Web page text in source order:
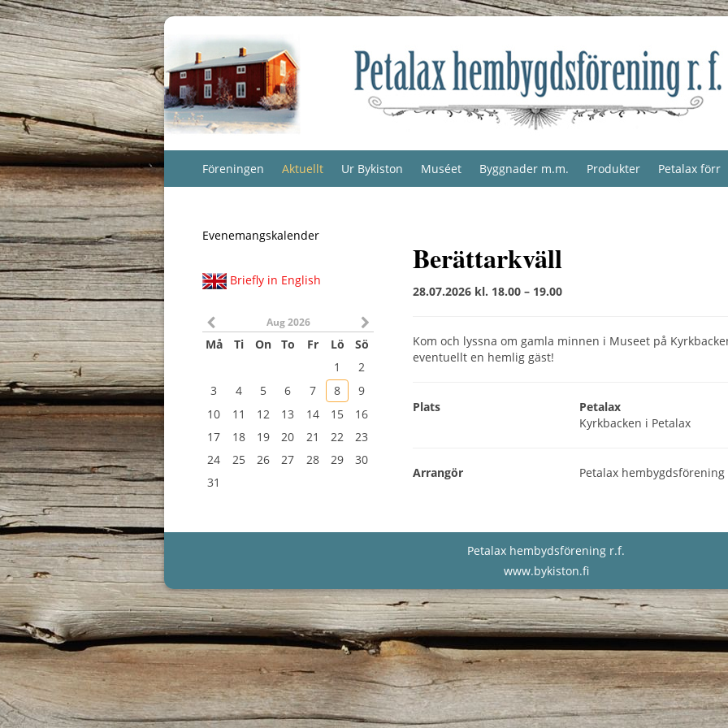
Föreningen Aktuellt Ur Bykiston Muséet Byggnader m.m. Produkter Petalax förr
Evenemangskalender
Briefly in English
Aug 2026
Må Ti On To Fr Lö
Sö
1
2
3
4 5 6 7 8
9
10
11 12 13 14 15
16
17
18 19 20 21 22
23
24
25 26 27 28 29
30
31
Berättarkväll
28.07.2026 kl. 18.00 – 19.00
Kom och lyssna om gamla minnen i Museet på
eventuellt en hemlig gäst!
Plats
Petalax
Kyrkbacken i Petalax
Arrangör Petalax
Petalax hembydsförening r.f.
www.bykiston.fi